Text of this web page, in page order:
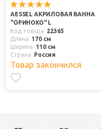
AESSEL АКРИЛОВАЯ ВАННА
"ОРИНОКО" L
Код товара
22365
Длина
170 см
Ширина
110 см
Страна
Россия
Товар закончился